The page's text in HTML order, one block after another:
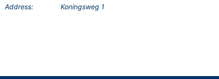
Address:
Koningsweg 1